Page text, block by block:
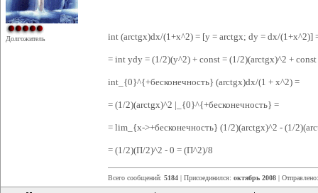
Долгожитель int (arctgx)dx/(1+x^2) = [y = arctgx; dy = dx/(1+x^2)]
= int ydy = (1/2)(y^2) + const = (1/2)(arctgx)^2 + const
int_{0}^{+бесконечность} (arctgx)dx/(1 + x^2) =
= (1/2)(arctgx)^2 |_{0}^{+бесконечность} =
= lim_{x->+бесконечность} (1/2)(arctgx)^2 - (1/
= (1/2)(П/2)^2 - 0 = (П^2)/8
Всего сообщений: 5184 | Присоединился: октябрь 2008 |